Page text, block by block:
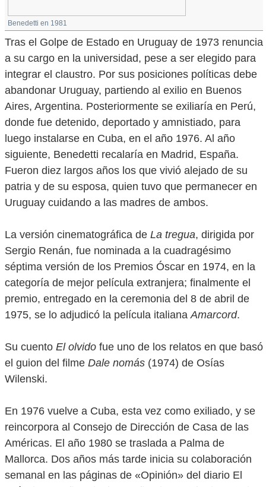
Benedetti en 1981
Tras el Golpe de Estado en Uruguay de 1973 renuncia
a su cargo en la universidad, pese a ser elegido para
integrar el claustro. Por sus posiciones políticas debe
abandonar Uruguay, partiendo al exilio en Buenos
Aires, Argentina. Posteriormente se exiliaría en Perú,
donde fue detenido, deportado y amnistiado, para
luego instalarse en Cuba, en el año 1976. Al año
siguiente, Benedetti recalaría en Madrid, España.
Fueron diez largos años los que vivió alejado de su
patria y de su esposa, quien tuvo que permanecer en
Uruguay cuidando a las madres de ambos.
La versión cinematográfica de La tregua, dirigida por
Sergio Renán, fue nominada a la cuadragésimo
séptima versión de los Premios Óscar en 1974, en la
categoría de mejor película extranjera; finalmente el
premio, entregado en la ceremonia del 8 de abril de
1975, se lo adjudicó la película italianaAmarcord.
Su cuento El olvido fue uno de los relatos en que basó
el guion del filme Dale nomás (1974) de Osías
Wilenski.
En 1976 vuelve a Cuba, esta vez como exiliado, y se
reincorpora al Consejo de Dirección de Casa de las
Américas. El año 1980 se traslada a Palma de
Mallorca. Dos años más tarde inicia su colaboración
semanal en las páginas de «Opinión» del diario El